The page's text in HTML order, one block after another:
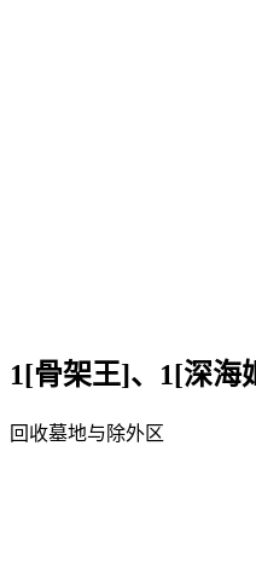
1[骨架王]、1[深海
回收墓地与除外区